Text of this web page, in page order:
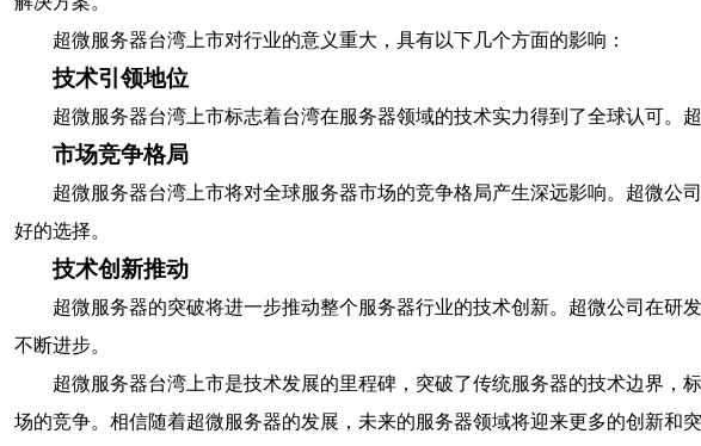
超微服务器台湾上市对行业的意义重大，具有以下几个方面的影响：
技术引领地位
超微服务器台湾上市标志着台湾在服务器领域的技术实力得到了全球认可。
市场竞争格局
超微服务器台湾上市将对全球服务器市场的竞争格局产生深远影响。超微
好的选择。
技术创新推动
超微服务器的突破将进一步推动整个服务器行业的技术创新。超微公司在
不断进步。
超微服务器台湾上市是技术发展的里程碑，突破了传统服务器的技术边界
场的竞争。相信随着超微服务器的发展，未来的服务器领域将迎来更多的创新和突